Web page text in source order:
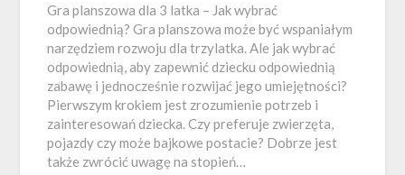
Gra planszowa dla 3 latka – Jak wybrać
odpowiednią? Gra planszowa może być wspaniałym
narzędziem rozwoju dla trzylatka. Ale jak wybrać
odpowiednią, aby zapewnić dziecku odpowiednią
zabawę i jednocześnie rozwijać jego umiejętności?
Pierwszym krokiem jest zrozumienie potrzeb i
zainteresowań dziecka. Czy preferuje zwierzęta,
pojazdy czy może bajkowe postacie? Dobrze jest
także zwrócić uwagę na stopień…